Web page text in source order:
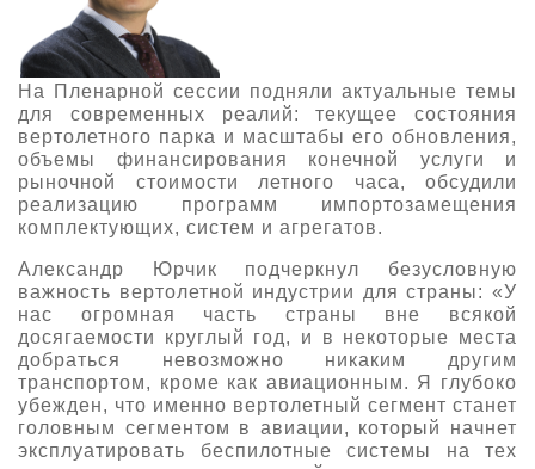
На Пленарной сессии подняли актуальные темы
для современных реалий: текущее состояния
вертолетного парка и масштабы его обновления,
объемы финансирования конечной услуги и
рыночной стоимости летного часа, обсудили
реализацию программ импортозамещения
комплектующих, систем и агрегатов.
Александр Юрчик подчеркнул безусловную
важность вертолетной индустрии для страны: «У
нас огромная часть страны вне всякой
досягаемости круглый год, и в некоторые места
добраться невозможно никаким другим
транспортом, кроме как авиационным. Я глубоко
убежден, что именно вертолетный сегмент станет
головным сегментом в авиации, который начнет
эксплуатировать беспилотные системы на тех